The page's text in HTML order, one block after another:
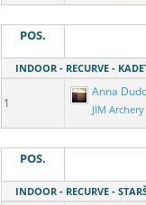
POS.
INDOOR - RECURVE -
1
Anna
JIM
POS.
INDOOR - RECURVE -